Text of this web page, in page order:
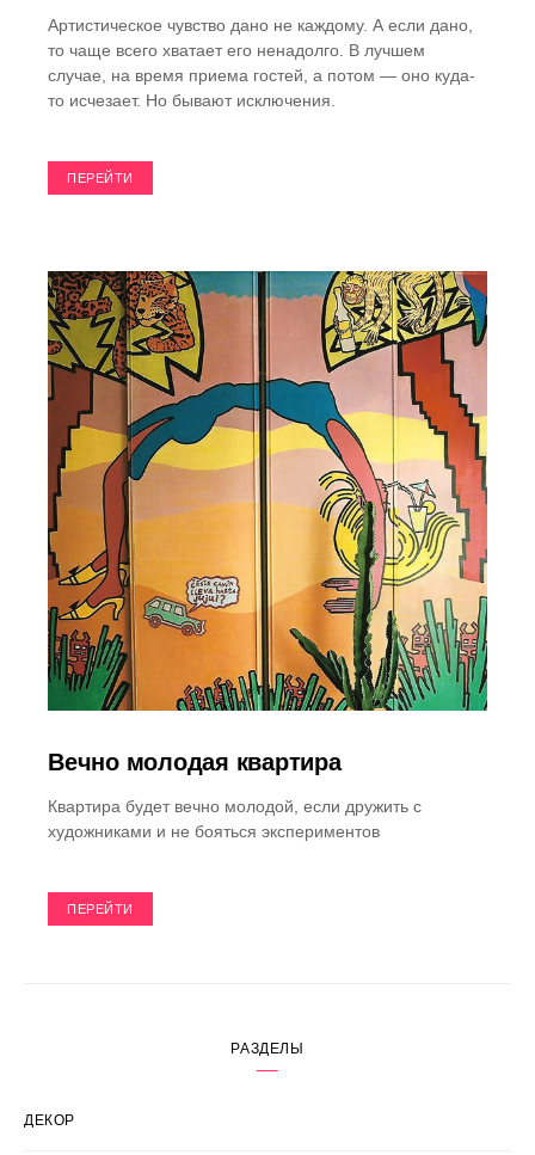
Артистическое чувство дано не каждому. А если дано,
то чаще всего хватает его ненадолго. В лучшем
случае, на время приема гостей, а потом — оно куда-
то исчезает. Но бывают исключения.
ПЕРЕЙТИ
Вечно молодая квартира
Квартира будет вечно молодой, если дружить с
художниками и не бояться экспериментов
ПЕРЕЙТИ
РАЗДЕЛЫ
ДЕКОР